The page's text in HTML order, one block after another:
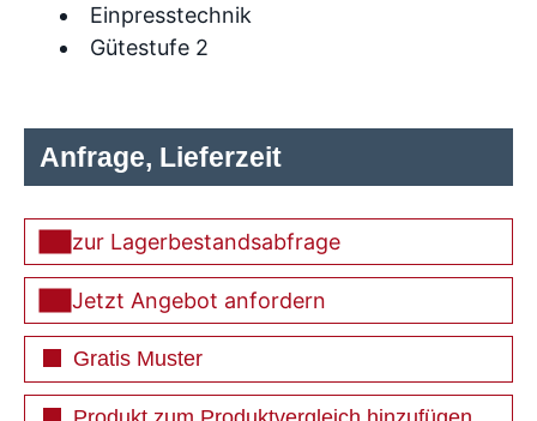
Einpresstechnik
Gütestufe 2
Anfrage, Lieferzeit
zur Lagerbestandsabfrage
Jetzt Angebot anfordern
Gratis Muster